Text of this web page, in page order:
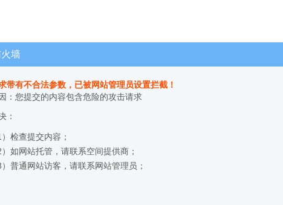
墙
带有不合法参数，已被网站管理员设置拦截！
：您提交的内容包含危险的攻击请求
：
）检查提交内容；
）如网站托管，请联系空间提供商；
）普通网站访客，请联系网站管理员；